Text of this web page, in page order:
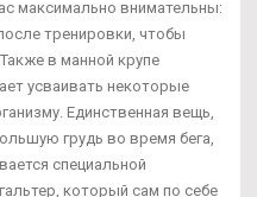
максимально внимательны:
тренировки, чтобы
в манной крупе
усваивать некоторые
Единственная вещь,
грудь во время бега,
специальной
который сам по себе